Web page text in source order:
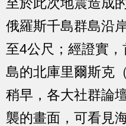
俄羅斯千島群島沿
至4公尺；經證實
島的北庫里爾斯克
稍早，各大社群論
襲的畫面，可看見